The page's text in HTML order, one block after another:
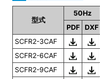
型式
50Hz
PDF
DXF
SCFR2-3CAF
SCFR2-6CAF
SCFR2-9CAF